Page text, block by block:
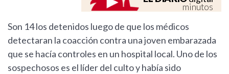
minutos
Son 14 los detenidos luego de que los médicos
detectaran la coacción contra una joven embarazada
que se hacía controles en un hospital local. Uno de los
sospechosos es el líder del culto y había sido